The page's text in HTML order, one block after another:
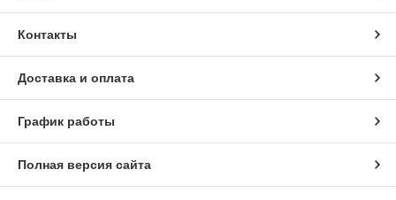
Контакты
Доставка и оплата
График работы
Полная версия сайта